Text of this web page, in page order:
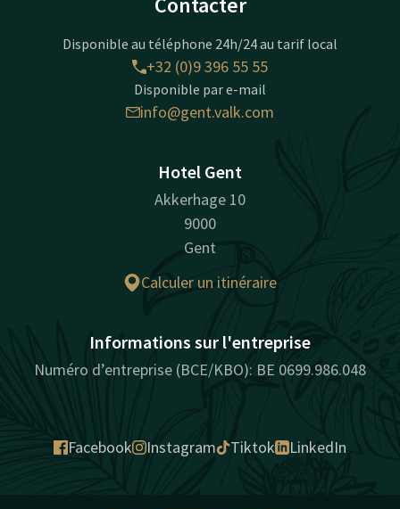
Disponible au téléphone 24h/24 au tarif local
+32 (0)9 396 55 55
Disponible par e-mail
info@gent.valk.com
Hotel Gent
Akkerhage 10
9000
Gent
Calculer un itinéraire
Informations sur l'entreprise
Numéro d’entreprise (BCE/KBO): BE 0699.986.048
Facebook Instagram Tiktok LinkedIn